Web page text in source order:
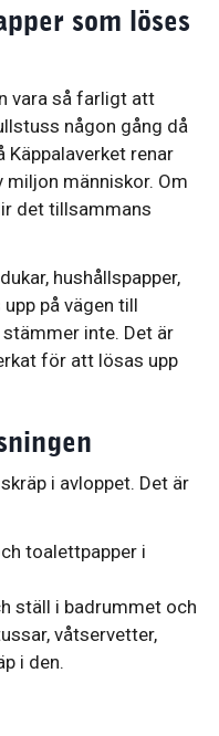
som löses
vara så farligt att
någon gång då
Käppalaverket renar
miljon människor. Om
det tillsammans
hushållspapper,
på vägen till
inte. Det är
för att lösas upp
i avloppet. Det är
toalettpapper i
ställ i badrummet och
våtservetter,
i den.